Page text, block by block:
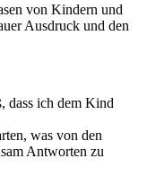
von Kindern und
Ausdruck und den
dass ich dem Kind
was von den
Antworten zu